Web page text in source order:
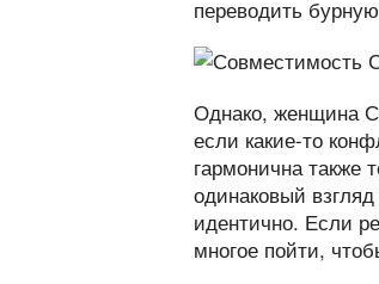
переводить
Однако, женщина
если какие-то
гармонична также
одинаковый
идентично. Если
многое пойти,